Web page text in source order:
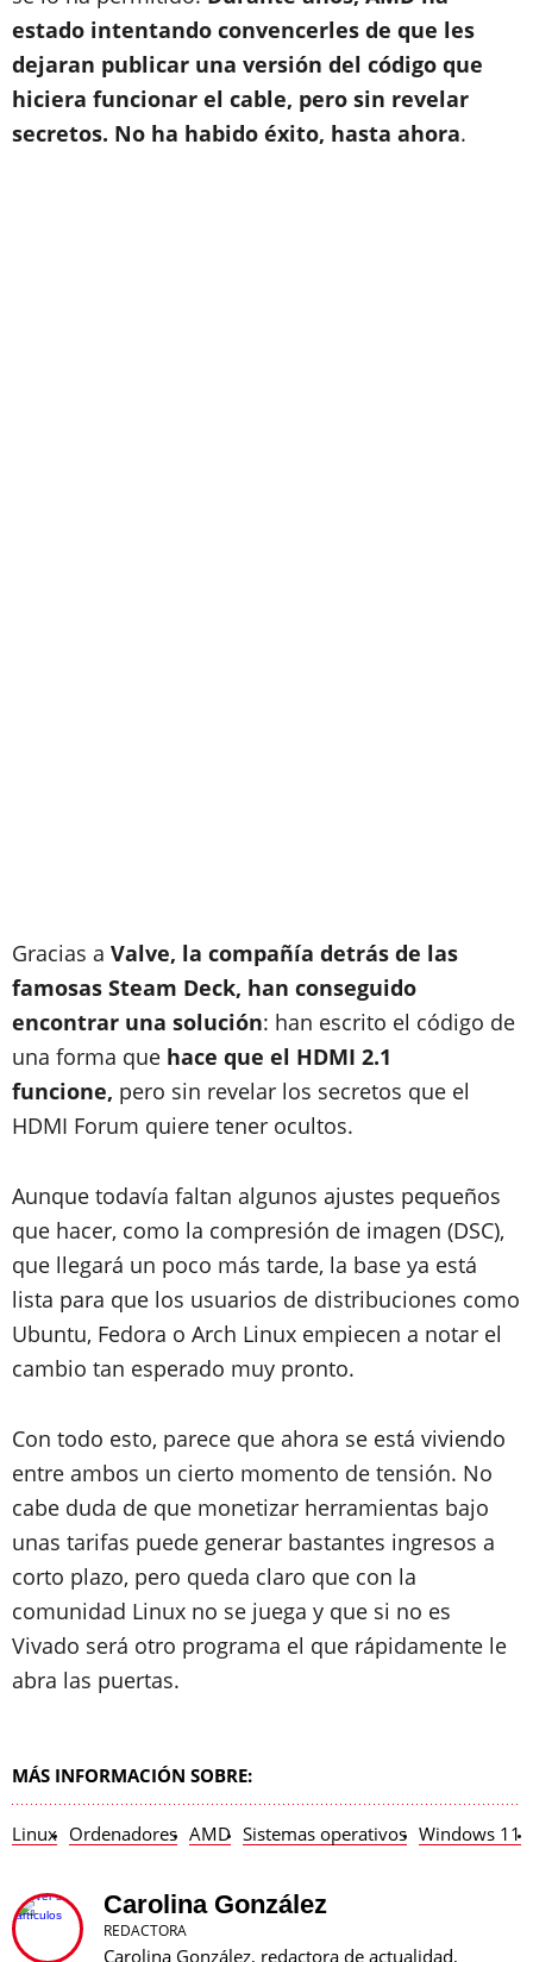
estado intentando convencerles de que les
dejaran publicar una versión del código que
hiciera funcionar el cable, pero sin revelar
secretos. No ha habido éxito, hasta ahora.
Gracias a Valve, la compañía detrás de las
famosas Steam Deck, han conseguido
encontrar una solución: han escrito el código de
una forma que hace que el HDMI 2.1
funcione, pero sin revelar los secretos que el
HDMI Forum quiere tener ocultos.
Aunque todavía faltan algunos ajustes pequeños
que hacer, como la compresión de imagen (DSC),
que llegará un poco más tarde, la base ya está
lista para que los usuarios de distribuciones como
Ubuntu, Fedora o Arch Linux empiecen a notar el
cambio tan esperado muy pronto.
Con todo esto, parece que ahora se está viviendo
entre ambos un cierto momento de tensión. No
cabe duda de que monetizar herramientas bajo
unas tarifas puede generar bastantes ingresos a
corto plazo, pero queda claro que con la
comunidad Linux no se juega y que si no es
Vivado será otro programa el que rápidamente le
abra las puertas.
MÁS INFORMACIÓN SOBRE:
Linux Ordenadores AMD Sistemas operativos Windows 11
Carolina González
REDACTORA
Carolina González, redactora de actualidad,